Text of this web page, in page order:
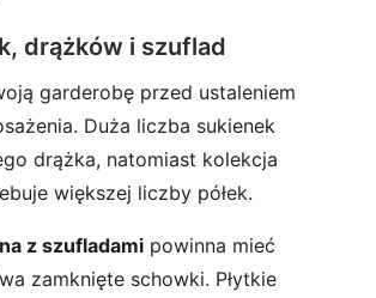
drążków i szuflad
garderobę przed ustaleniem
Duża liczba sukienek
drążka, natomiast kolekcja
większej liczby półek.
z szufladami powinna mieć
zamknięte schowki. Płytkie